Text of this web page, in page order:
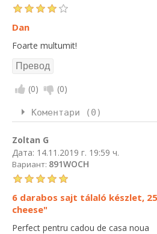
Dan
Foarte multumit!
(0) (0)
Коментари (0)
Zoltan G
Дата: 14.11.2019 г. 19:59 ч.
Вариант: 891WOCH
6 darabos sajt tálaló készlet,
cheese"
Perfect pentru cadou de casa noua